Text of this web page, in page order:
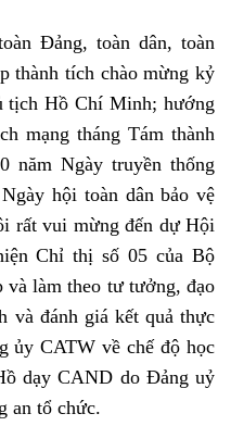
Đảng, toàn dân, toàn
thành tích chào mừng kỷ
tịch Hồ Chí Minh; hướng
mạng tháng Tám thành
năm Ngày truyền thống
hội toàn dân bảo vệ
rất vui mừng đến dự Hội
Chỉ thị số 05 của Bộ
và làm theo tư tưởng, đạo
và đánh giá kết quả thực
ủy CATW về chế độ học
dạy CAND do Đảng uỷ
an tổ chức.